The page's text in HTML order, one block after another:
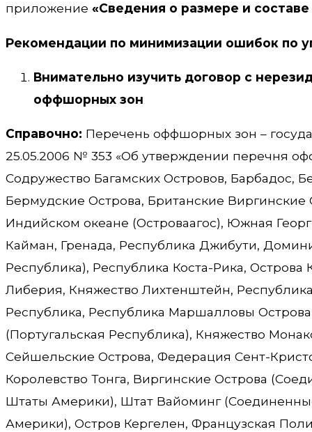
приложение «Сведения о размере и
Рекомендации по минимизации ошибок по
Внимательно изучить договор с
оффшорных зон
Справочно: Перечень оффшорных зон –
25.05.2006 № 353 «Об утверждении перечня
Содружество Багамских Островов, Барбадос,
Бермудские Острова, Британские Виргинские
Индийском океане (Островаагос), Южная
Кайман, Гренада, Республика Джибути,
Республика), Республика Коста-Рика,
Либерия, Княжество Лихтенштейн,
Республика, Республика Маршалловы
(Португальская Республика), Княжество
Сейшельские Острова, Федерация Сент-
Королевство Тонга, Виргинские Острова
Штаты Америки), Штат Вайоминг
Америки), Остров Кергелен, Французская